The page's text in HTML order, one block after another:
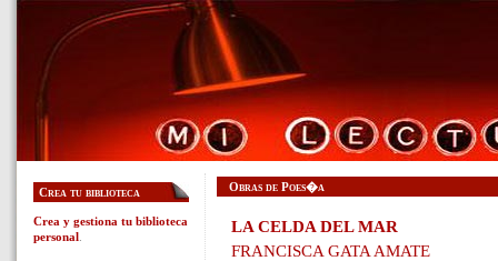
Obras de Poes�a
LA CELDA DEL MAR
FRANCISCA GATA AMATE
Crea tu biblioteca
Crea y gestiona tu biblioteca
personal